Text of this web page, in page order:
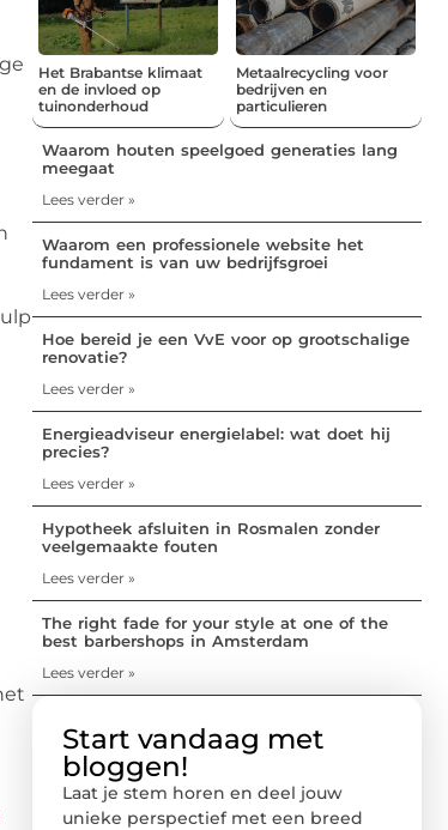
Het Brabantse klimaat
en de invloed op
tuinonderhoud
Metaalrecycling voor
bedrijven en
particulieren
Waarom houten speelgoed generaties lang
meegaat
Lees verder »
Waarom een professionele website het
fundament is van uw bedrijfsgroei
Lees verder »
Hoe bereid je een VvE voor op grootschalige
renovatie?
Lees verder »
Energieadviseur energielabel: wat doet hij
precies?
Lees verder »
Hypotheek afsluiten in Rosmalen zonder
veelgemaakte fouten
Lees verder »
The right fade for your style at one of the
best barbershops in Amsterdam
Lees verder »
Start vandaag met
bloggen!
Laat je stem horen en deel jouw
unieke perspectief met een breed